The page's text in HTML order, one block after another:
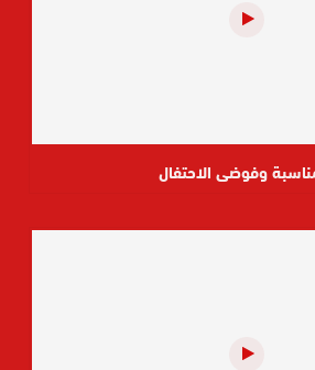
وفوضى الاحتفال